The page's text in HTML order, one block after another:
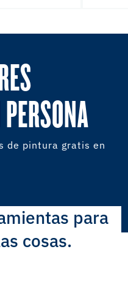
de pintura gratis en
para
cosas.